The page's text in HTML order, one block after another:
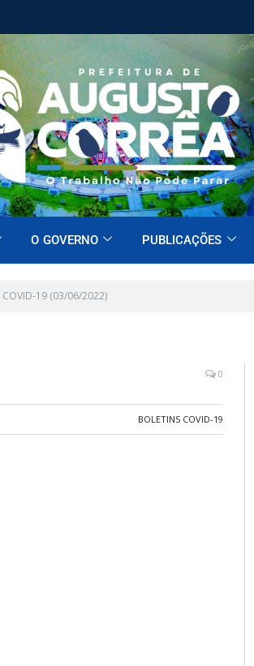
O GOVERNO PUBLICAÇÕES
19 (03/06/2022)
0
BOLETINS COVID-19